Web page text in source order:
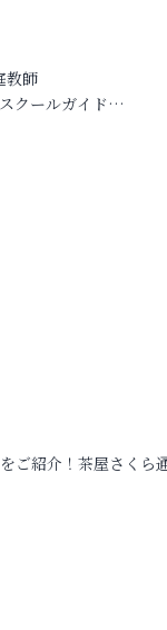
教師
クールガイド…
ご紹介！茶屋さくら